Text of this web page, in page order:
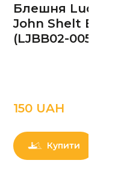
Блешня Lucky
John Shelt Blade
(LJBB02-005)
150 UAН
Купити